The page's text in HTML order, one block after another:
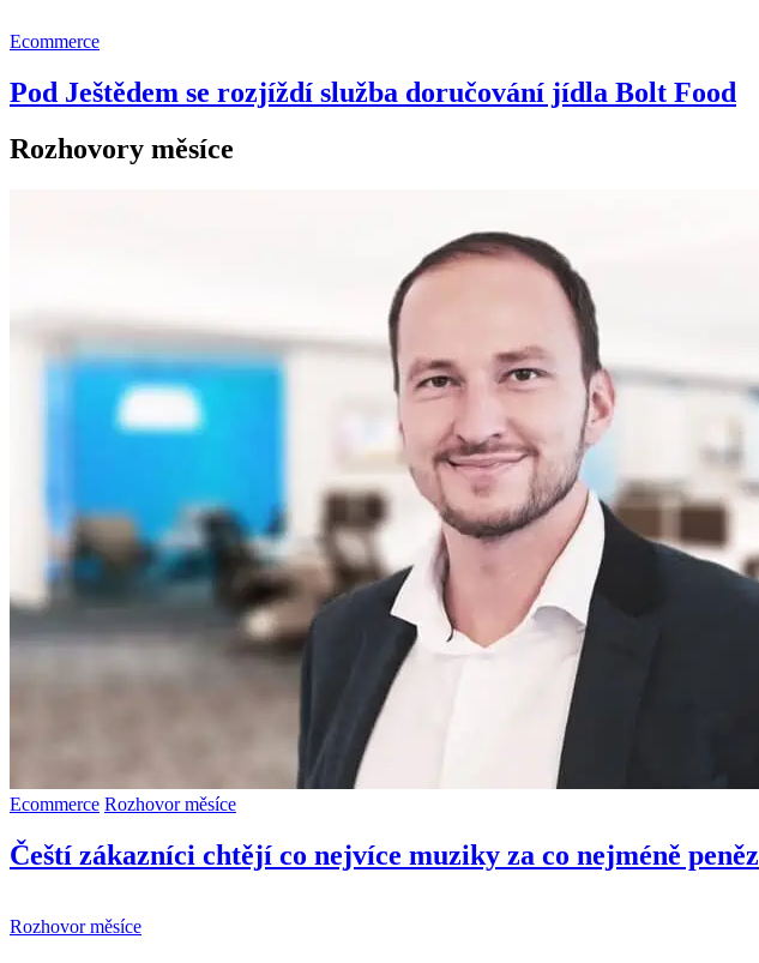
Ecommerce
Pod Ještědem se rozjíždí služba doručování jídla Bolt Food
Rozhovory měsíce
Ecommerce Rozhovor měsíce
Čeští zákazníci chtějí co nejvíce muziky za co nejméně peněz
Rozhovor měsíce